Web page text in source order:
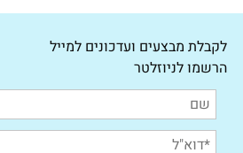
לקבלת מבצעים ועדכונים למייל
הרשמו לניוזלטר